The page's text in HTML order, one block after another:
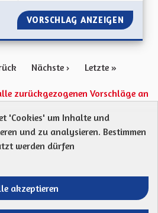
VORSCHLAG ANZEIGEN
Nächste › Letzte »
zurückgezogenen Vorschläge an
Charte de contribution
Was sind Gremien?
für initiatives
herunterladen
'Cookies' um Inhalte und
und zu analysieren. Bestimmen
werden dürfen
akzeptieren